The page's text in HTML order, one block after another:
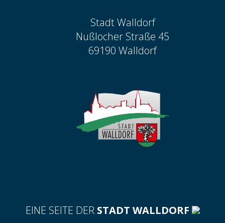
Stadt Walldorf
Nußlocher Straße 45
69190 Walldorf
EINE SEITE DER STADT WALLDORF